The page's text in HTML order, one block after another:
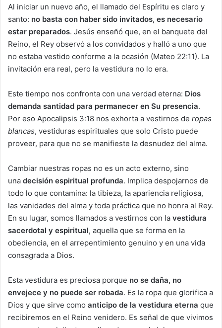
Al iniciar un nuevo año, el llamado del Espíritu es claro y
santo: no basta con haber sido invitados, es necesario
estar preparados. Jesús enseñó que, en el banquete del
Reino, el Rey observó a los convidados y halló a uno que
no estaba vestido conforme a la ocasión (Mateo 22:11). La
invitación era real, pero la vestidura no lo era.
Este tiempo nos confronta con una verdad eterna: Dios
demanda santidad para permanecer en Su presencia.
Por eso Apocalipsis 3:18 nos exhorta a vestirnos de ropas
blancas, vestiduras espirituales que solo Cristo puede
proveer, para que no se manifieste la desnudez del alma.
Cambiar nuestras ropas no es un acto externo, sino
una decisión espiritual profunda. Implica despojarnos de
todo lo que contamina: la tibieza, la apariencia religiosa,
las vanidades del alma y toda práctica que no honra al Rey.
En su lugar, somos llamados a vestirnos con la vestidura
sacerdotal y espiritual, aquella que se forma en la
obediencia, en el arrepentimiento genuino y en una vida
consagrada a Dios.
Esta vestidura es preciosa porque no se daña, no
envejece y no puede ser robada. Es la ropa que glorifica a
Dios y que sirve como anticipo de la vestidura eterna que
recibiremos en el Reino venidero. Es señal de que vivimos